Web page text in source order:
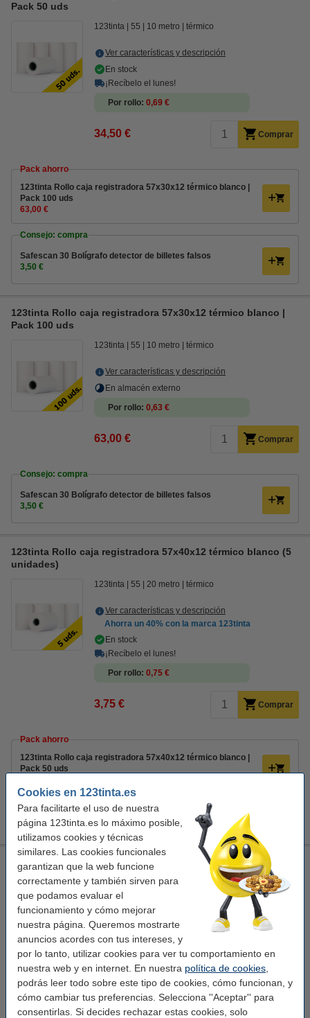
Cookies en 123tinta.es
Para facilitarte el uso de nuestra
página 123tinta.es lo máximo posible,
utilizamos cookies y técnicas
similares. Las cookies funcionales
garantizan que la web funcione
correctamente y también sirven para
que podamos evaluar el
funcionamiento y cómo mejorar
nuestra página. Queremos mostrarte
anuncios acordes con tus intereses, y
por lo tanto, utilizar cookies para ver tu comportamiento en
nuestra web y en internet. En nuestra política de cookies
podrás leer todo sobre este tipo de cookies, cómo funcionan, y
cómo cambiar tus preferencias. Selecciona ''Aceptar'' para
consentirlas. Si decides rechazar estas cookies, solo
Pack 50 uds
123tinta 55 10 metro térmico
Ver características y descripción
En stock
¡Recíbelo el lunes!
Por rollo 0,69 €
34,50 € Comprar
Pack ahorro
123tinta Rollo caja registradora 57x30x12 térmico blanco |
Pack 100 uds
63,00 €
Consejo: compra
Safescan 30 Bolígrafo detector de billetes falsos
3,50 €
123tinta Rollo caja registradora 57x30x12 térmico blanco |
Pack 100 uds
123tinta 55 10 metro térmico
Ver características y descripción
En almacén externo
Por rollo 0,63 €
63,00 € Comprar
Consejo: compra
Safescan 30 Bolígrafo detector de billetes falsos
3,50 €
123tinta Rollo caja registradora 57x40x12 térmico blanco (5
unidades)
123tinta 55 20 metro térmico
Ver características y descripción
Ahorra un 40% con la marca 123tinta
En stock
¡Recíbelo el lunes!
Por rollo 0,75 €
3,75 € Comprar
Pack ahorro
123tinta Rollo caja registradora 57x40x12 térmico blanco |
Pack 50 uds
123tinta Rollo caja registradora 57x40x12 térmico blanco |
Pack 100 uds
63,00 €
123tinta Rollo caja registradora 57x40x12 térmico blanco |
Pack 50 uds
123tinta
Ver características y descripción
En stock
¡Recíbelo el lunes!
Por rollo
0,69 €
34,50 € Comprar